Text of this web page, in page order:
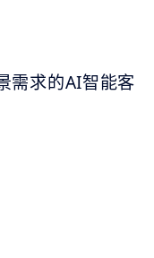
需求的AI智能客